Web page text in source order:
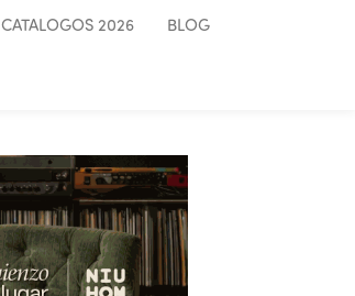
CATALOGOS 2026 BLOG